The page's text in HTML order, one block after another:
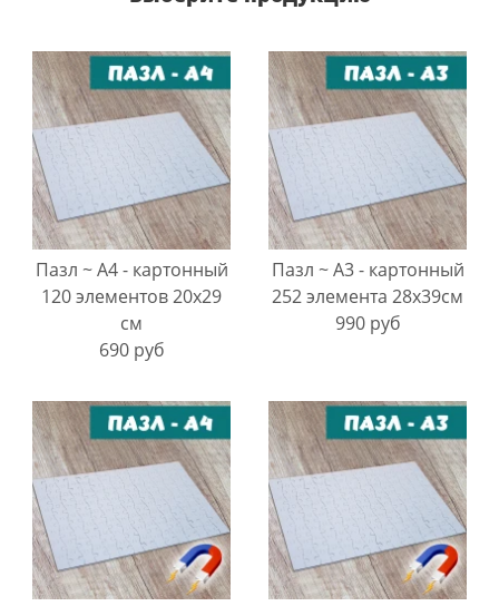
Пазл ~ А4 - картонный
120 элементов 20х29
см
690 руб
Пазл ~ А3 - картонный
252 элемента 28х39см
990 руб